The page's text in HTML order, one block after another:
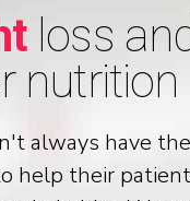
loss
nutrition
always have
help their
YOU MEAN IT
perfect line
diet
looking to make a
it’s smart to prepare
effort and direction.
Read advices